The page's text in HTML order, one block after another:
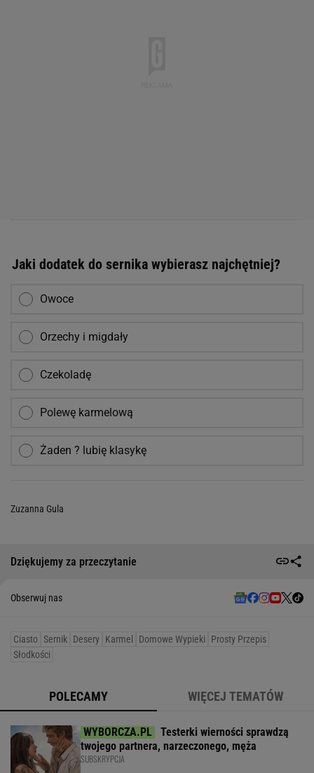
Jaki dodatek do sernika wybierasz najchętniej?
Owoce
Orzechy i migdały
Czekoladę
Polewę karmelową
Żaden ? lubię klasykę
Zuzanna Gula
Dziękujemy za przeczytanie
Obserwuj nas
Ciasto Sernik Desery Karmel Domowe Wypieki
Prosty Przepis
Słodkości
POLECAMY WIĘCEJ TEMATÓW
Testerki wierności sprawdzą
twojego partnera, narzeczonego, męża
SUBSKRYPCJA